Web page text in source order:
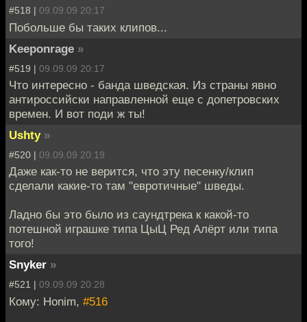
#518 | 09.09.09 20:17
Побольше бы таких клипов...
Keeponrage »
#519 | 09.09.09 20:17
Что интересно - банда шведская. Из страны явно
антироссийски направленной еще с допетровских
времен. И вот поди ж ты!
Ushty »
#520 | 09.09.09 20:19
Даже как-то не верится, что эту песенку/клип
сделали какие-то там "евротичные" шведы.
Ладно бы это было из саундтрека к какой-то
потешной играшке типа ЦыЦ Ред Алёрт или типа
того!
Snyker »
#521 | 09.09.09 20:28
Кому: Honim, #516